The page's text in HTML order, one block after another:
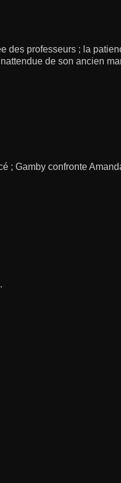
des professeurs ; la
de son ancien
; Gamby confronte